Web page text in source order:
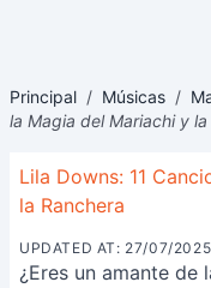
Principal / Músicas /
la Magia del Mariachi y la
Lila Downs: 11
la Ranchera
UPDATED AT: 27/07/2025
¿Eres un amante de